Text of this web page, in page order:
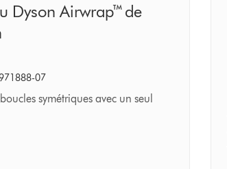
Dyson Airwrap™ de
971888-07
symétriques avec un seul